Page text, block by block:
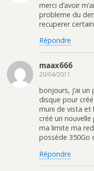
merci d’avoir
probleme du
recuperer
Répondre
maax666
20/04/2011
bonjours, j’ai
disque pour
muni de vista et
créé un
ma limite ma
possède 350Go
Répondre